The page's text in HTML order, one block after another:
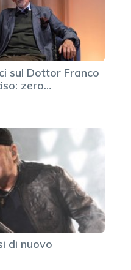
sul Dottor Franco
zero…
di nuovo